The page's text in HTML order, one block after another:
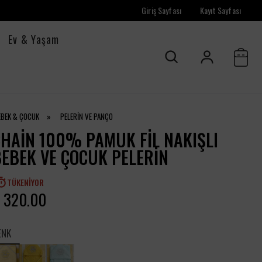
Giriş Sayfası Kayıt Sayfası
Ev & Yaşam
& ÇOCUK » PELERİN VE PANÇO
100% PAMUK FIL NAKIŞLI
VE ÇOCUK PELERIN
TÜKENIYOR